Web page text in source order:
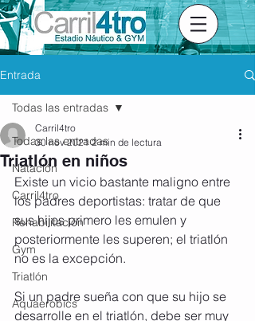
Entrada
Todas las entradas
Natación
Carril4tro
Rehabilitación
Gym
Triatlón
Aquaerobics
Todas las entradas
Triatlón en niños
Carril4tro
30 nov 2021 2 min de lectura
Existe un vicio bastante maligno entre
los padres deportistas: tratar de que
sus hijos primero les emulen y
posteriormente les superen; el triatlón
no es la excepción.
Si un padre sueña con que su hijo se
desarrolle en el triatlón, debe ser muy